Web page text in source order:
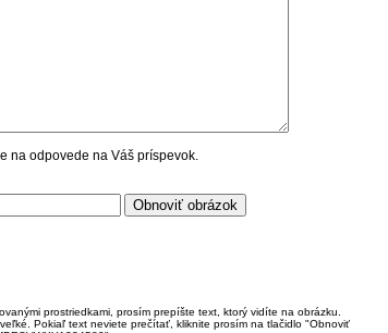
na odpovede na Váš príspevok.
prostriedkami, prosím prepíšte text, ktorý vidíte na obrázku.
Pokiaľ text neviete prečítať, kliknite prosím na tlačidlo "Obnoviť